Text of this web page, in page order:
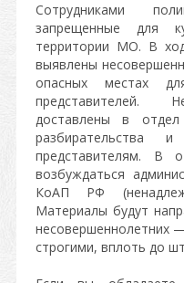
Сотрудниками
запрещенные для
территории МО. В
выявлены
опасных местах
представителей.
доставлены в
разбирательства
представителям. В
возбуждаться
КоАП РФ
Материалы будут
несовершеннолетних
строгими, вплоть до